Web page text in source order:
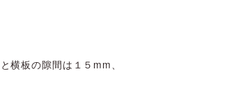
横板の隙間は１５mm、